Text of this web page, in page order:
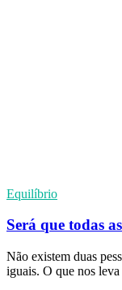
Equilíbrio
Será que todas
Não existem duas
iguais. O que nos leva